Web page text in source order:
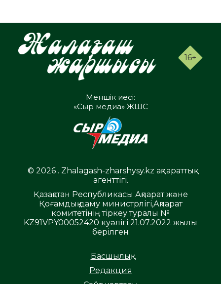
16+
Меншік иесі:
«Сыр медиа» ЖШС
© 2026 . Zhalagash-zharshysy.kz ақпараттық
агенттігі.
Қазақстан Республикасы Ақпарат және
Қоғамдық даму министрлігі,Ақпарат
комитетінің тіркеу туралы №
KZ91VPY00052420 куәлігі 21.07.2022 жылы
берілген
Басшылық
Редакция